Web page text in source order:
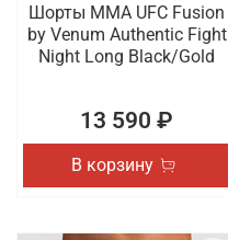
Шорты ММА UFC Fusion
by Venum Authentic Fight
Night Long Black/Gold
13 590 ₽
В корзину